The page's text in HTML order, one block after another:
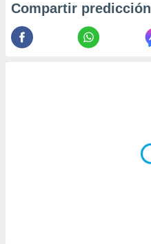
Compartir predicción